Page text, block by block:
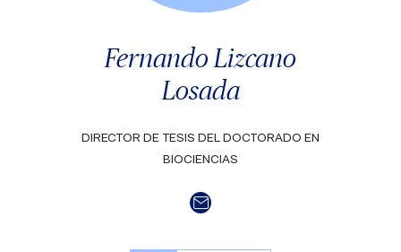
Fernando Lizcano
Losada
DIRECTOR DE TESIS DEL DOCTORADO EN
BIOCIENCIAS